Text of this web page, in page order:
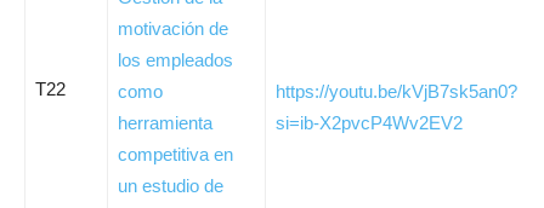
T22
motivación de
los empleados
como
herramienta
competitiva en
un estudio de
https://youtu.be/kVjB7sk5an0?
si=ib-X2pvcP4Wv2EV2